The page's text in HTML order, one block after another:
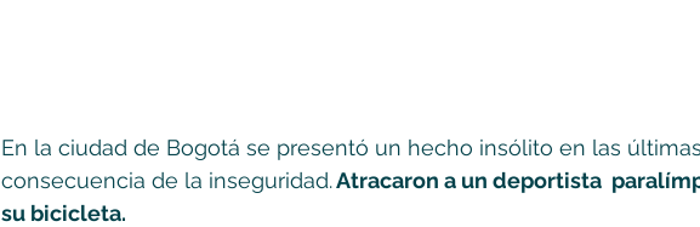
En la ciudad de Bogotá se presentó un hecho insólito en las
consecuencia de la inseguridad. Atracaron a un deportista
su bicicleta.